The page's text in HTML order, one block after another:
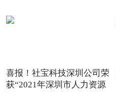
喜报！社宝科技深圳公司荣
获“2021年深圳市人力资源